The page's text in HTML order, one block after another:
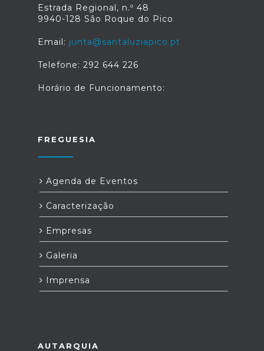
Estrada Regional, n.º 48
9940-128 São Roque do Pico
Email: junta@santaluziapico.pt
Telefone: 292 644 226
Horário de Funcionamento:
FREGUESIA
Agenda de Eventos
Caracterização
Empresas
Galeria
Imprensa
AUTARQUIA